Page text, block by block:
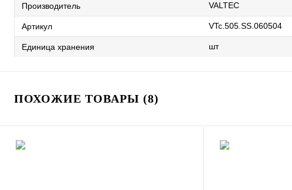
Производитель VALTEC
Артикул VTc.505.SS.060504
Единица хранения шт
ПОХОЖИЕ ТОВАРЫ (8)